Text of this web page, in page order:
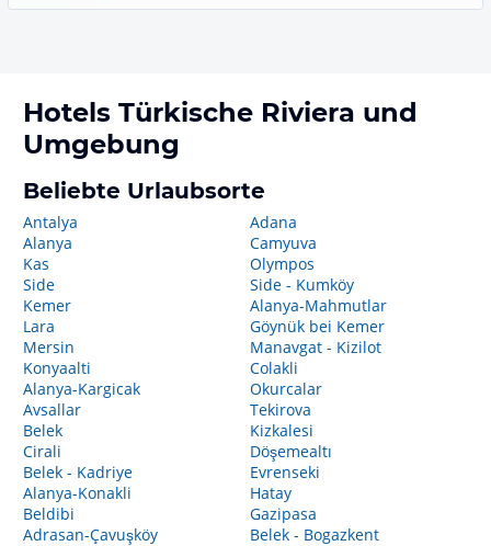
Hotels Türkische Riviera und
Umgebung
Beliebte Urlaubsorte
Antalya
Alanya
Kas
Side
Kemer
Lara
Mersin
Konyaalti
Alanya-Kargicak
Avsallar
Belek
Cirali
Belek - Kadriye
Alanya-Konakli
Beldibi
Adrasan-Çavuşköy
Adana
Camyuva
Olympos
Side - Kumköy
Alanya-Mahmutlar
Göynük bei Kemer
Manavgat - Kizilot
Colakli
Okurcalar
Tekirova
Kizkalesi
Döşemealtı
Evrenseki
Hatay
Gazipasa
Belek - Bogazkent